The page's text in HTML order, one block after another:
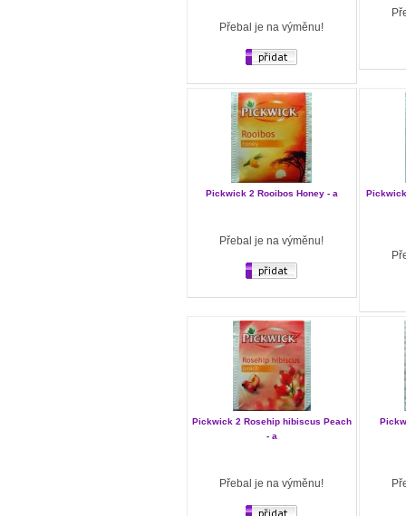
Přebal je na výměnu!
Pickwick 2 Rooibos Honey - a
Přebal je na výměnu!
Pickwick 2 Rosehip hibiscus Peach
- a
Přebal je na výměnu!